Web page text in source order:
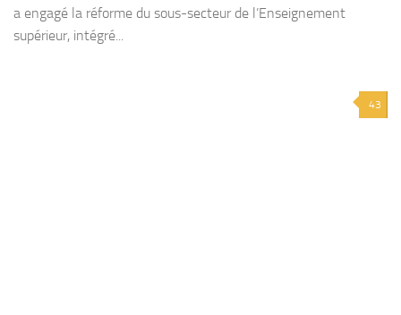
a engagé la réforme du sous-secteur de l’Enseignement
supérieur, intégré...
43